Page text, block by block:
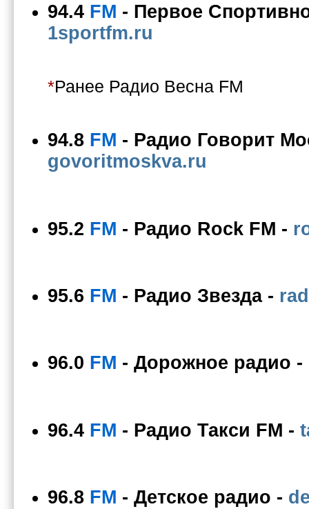
94.4 FM - Первое
1sportfm.ru
*Ранее Радио Весна FM
94.8 FM - Радио Говорит
govoritmoskva.ru
95.2 FM - Радио Rock FM -
95.6 FM - Радио Звезда-
96.0 FM - Дорожное радио -
96.4 FM - Радио Такси FM -
96.8 FM - Детское радио -